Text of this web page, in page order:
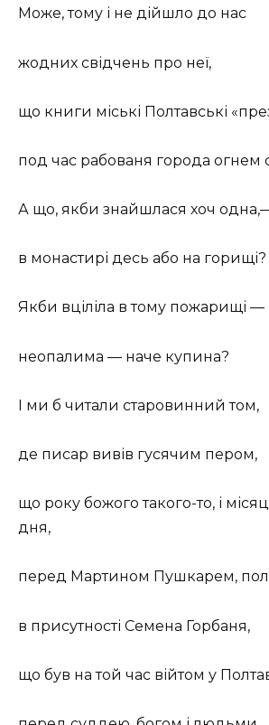
Може, тому і не дійшло до нас
жодних свідчень про неї,
що книги міські Полтавські
под час рабованя города огнем
А що, якби знайшлася хоч
в монастирі десь або на горищі?
Якби вціліла в тому пожарищі —
неопалима — наче купина?
І ми б читали старовинний том,
де писар вивів гусячим пером,
що року божого такого-то, і
дня,
перед Мартином Пушкарем,
в присутності Семена Горбаня,
що був на той час війтом у